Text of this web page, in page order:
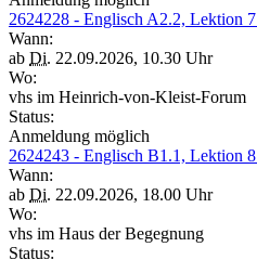
2624228 - Englisch A2.2, Lektion 7
Wann:
ab Di. 22.09.2026, 10.30 Uhr
Wo:
vhs im Heinrich-von-Kleist-Forum
Status:
Anmeldung möglich
2624243 - Englisch B1.1, Lektion 8
Wann:
ab Di. 22.09.2026, 18.00 Uhr
Wo:
vhs im Haus der Begegnung
Status: